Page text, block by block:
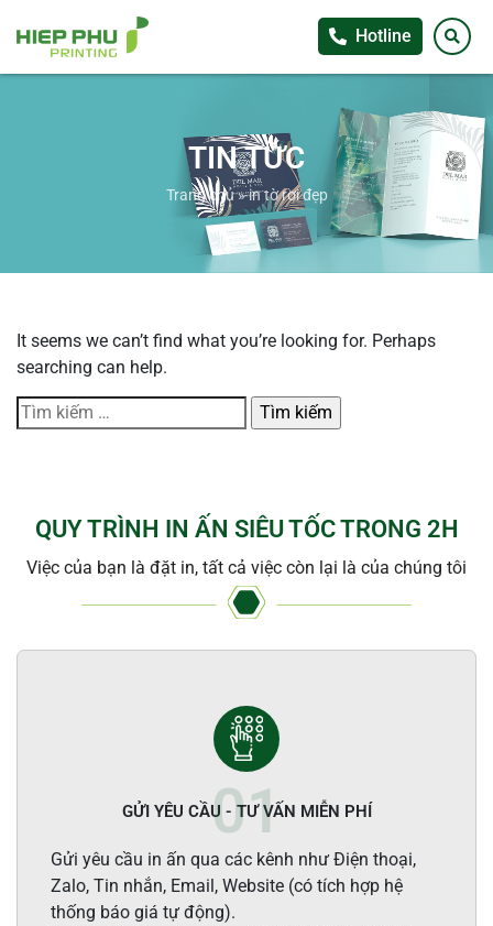
Hotline
TIN TỨC
Trang chủ»in tờ rơi đẹp
It seems we can’t find what you’re looking for. Perhaps
searching can help.
Tìm
kiếm
QUY TRÌNH IN ẤN SIÊU TỐC TRONG 2H
Việc của bạn là đặt in, tất cả việc còn lại là của chúng tôi
GỬI YÊU CẦU - TƯ VẤN MIỄN PHÍ
Gửi yêu cầu in ấn qua các kênh như Điện thoại,
Zalo, Tin nhắn, Email, Website (có tích hợp hệ
thống báo giá tự động).